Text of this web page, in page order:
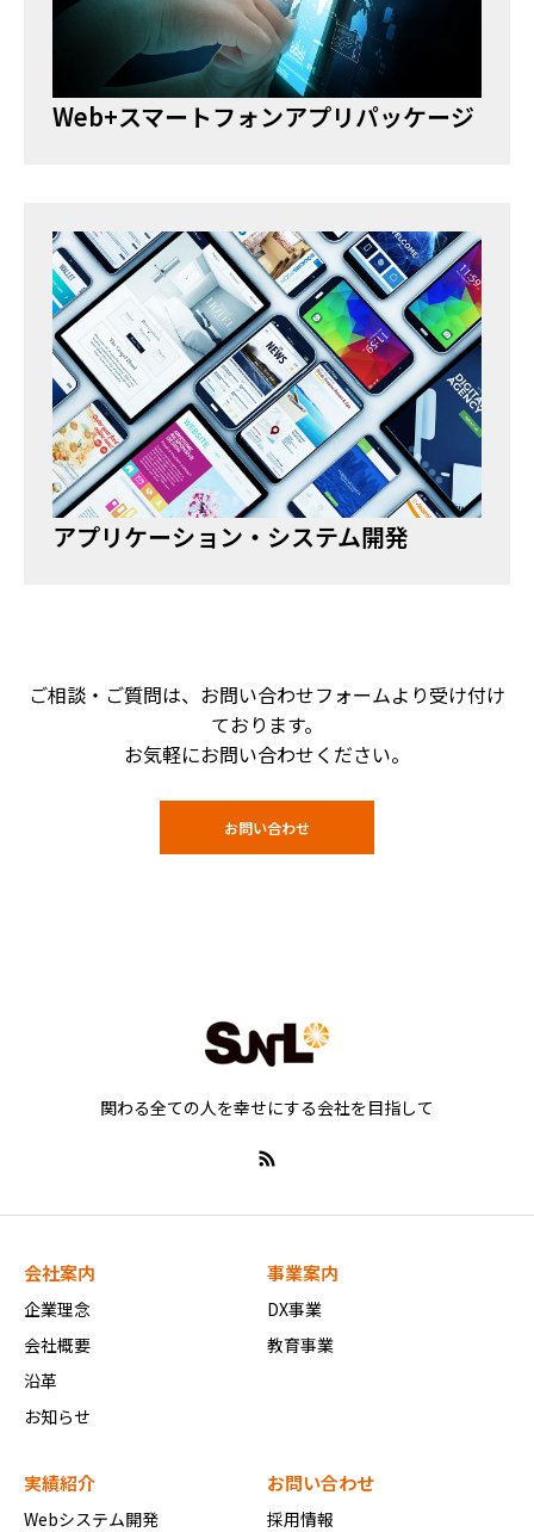
Web+スマートフォンアプリパッケージ
アプリケーション・システム開発
ご相談・ご質問は、お問い合わせフォームより受け付け
ております。
お気軽にお問い合わせください。
お問い合わせ
関わる全ての人を幸せにする会社を目指して
会社案内
企業理念
会社概要
沿革
お知らせ
事業案内
DX事業
教育事業
実績紹介
Webシステム開発
お問い合わせ
採用情報